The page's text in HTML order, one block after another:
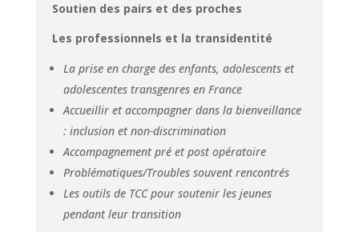
Soutien des pairs et des proches
Les professionnels et la transidentité
La prise en charge des enfants, adolescents et
adolescentes transgenres en France
Accueillir et accompagner dans la bienveillance
: inclusion et non-discrimination
Accompagnement pré et post opératoire
Problématiques/Troubles souvent rencontrés
Les outils de TCC pour soutenir les jeunes
pendant leur transition